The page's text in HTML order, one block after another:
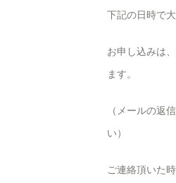
下記の日時で
お申し込みは
ます。
（メールの返
い）
ご連絡頂いた